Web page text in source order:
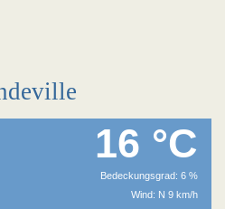
16 °C
Bedeckungsgrad: 6 %
Wind: N 9 km/h